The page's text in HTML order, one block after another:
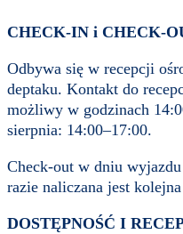
CHECK-IN i CHECK-
Odbywa się w recepcji
deptaku. Kontakt do
możliwy w godzinach
sierpnia: 14:00–17:00.
Check-out w dniu
razie naliczana jest
DOSTĘPNOŚĆ I